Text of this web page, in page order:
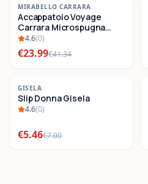
-42%
SALDI
MIRABELLO CARRARA
Accappatoio Voyage
Carrara Microspugna
Cotone
4.6(0)
€23.99€41.34
-22 %
SALDI
GISELA
Slip Donna Gisela
4.6(0)
€5.46€7.00